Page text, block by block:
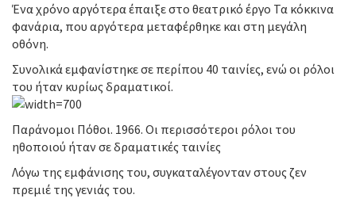
Ένα χρόνο αργότερα έπαιξε στο θεατρικό έργο Τα κόκκινα
φανάρια, που αργότερα μεταφέρθηκε και στη μεγάλη
οθόνη.
Συνολικά εμφανίστηκε σε περίπου 40 ταινίες, ενώ οι ρόλοι
του ήταν κυρίως δραματικοί.
Παράνομοι Πόθοι. 1966. Οι περισσότεροι ρόλοι του
ηθοποιού ήταν σε δραματικές ταινίες
Λόγω της εμφάνισης του, συγκαταλέγονταν στους ζεν
πρεμιέ της γενιάς του.